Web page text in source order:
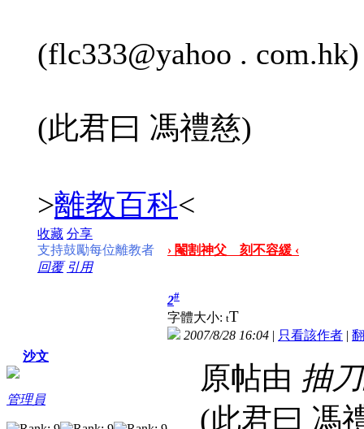
(flc333@yahoo . com.hk)
(此君曰 馮禮慈)
>離教百科<
收藏 分享
支持鼓勵每位離教者
› 閹割神父 刻不容緩 ‹
回覆 引用
沙文
管理員
2#
字體大小: tT
2007/8/28 16:04 | 只看該作者 |
原帖由 抽
(此君曰 馮